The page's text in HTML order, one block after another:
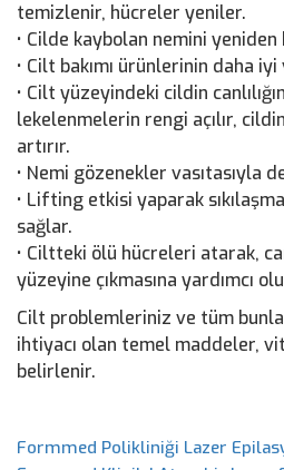
temizlenir, hücreler yeniler.
• Cilde kaybolan nemini yeniden
• Cilt bakımı ürünlerinin daha
• Cilt yüzeyindeki cildin
lekelenmelerin rengi açılır,
artırır.
• Nemi gözenekler vasıtasıyla
• Lifting etkisi yaparak
sağlar.
• Ciltteki ölü hücreleri atarak,
yüzeyine çıkmasına yardımcı
Cilt problemleriniz ve tüm
ihtiyacı olan temel maddeler,
belirlenir.
Formmed Polikliniği Lazer